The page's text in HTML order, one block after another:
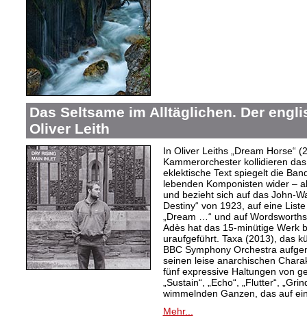
Das Seltsame im Alltäglichen. Der
Oliver Leith
In Oliver Leiths „Dream Horse“
Kammerorchester kollidieren
eklektische Text spiegelt die
lebenden Komponisten wider –
und bezieht sich auf das John-
Destiny“ von 1923, auf eine
„Dream …“ und auf
Adès hat das 15-minütige Werk
uraufgeführt. Taxa (2013), das
BBC Symphony Orchestra
seinen leise anarchischen
fünf expressive Haltungen von
„Sustain“, „Echo“, „Flutter“,
wimmelnden Ganzen, das auf
Mehr...